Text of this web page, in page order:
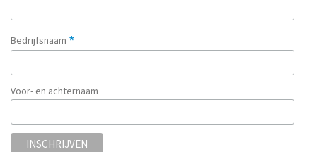
Bedrijfsnaam *
Voor- en achternaam